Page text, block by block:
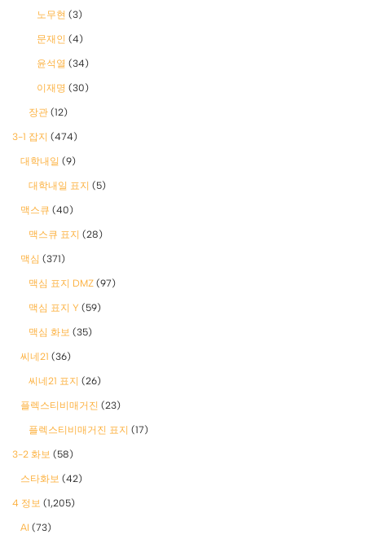
노무현 (3)
문재인 (4)
윤석열 (34)
이재명 (30)
장관 (12)
3-1 잡지 (474)
대학내일 (9)
대학내일 표지 (5)
맥스큐 (40)
맥스큐 표지 (28)
맥심 (371)
맥심 표지 DMZ (97)
맥심 표지 Y (59)
맥심 화보 (35)
씨네21 (36)
씨네21 표지 (26)
플렉스티비매거진 (23)
플렉스티비매거진 표지 (17)
3-2 화보 (58)
스타화보 (42)
4 정보 (1,205)
AI (73)